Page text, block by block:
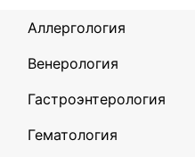
Аллергология
Венерология
Гастроэнтерология
Гематология